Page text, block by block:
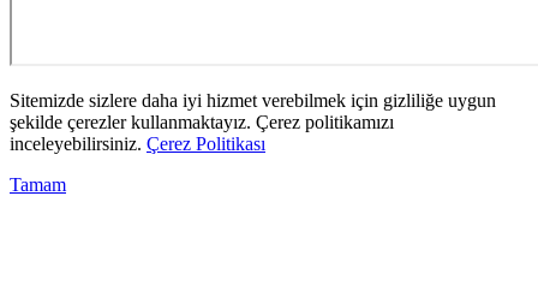
Sitemizde sizlere daha iyi hizmet verebilmek için gizliliğe uygun
şekilde çerezler kullanmaktayız. Çerez politikamızı
inceleyebilirsiniz. Çerez Politikası
Tamam